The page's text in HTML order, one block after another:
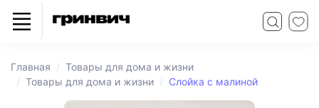
Главная
Товары для дома и жизни
Товары для дома и жизни
Слойка с малиной